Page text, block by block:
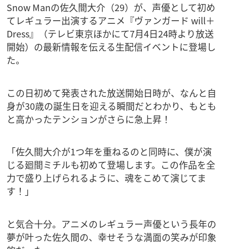
Snow Manの佐久間大介（29）が、声優として初め
てレギュラー出演するアニメ『ヴァンガード will＋
Dress』（テレビ東京ほかにて7月4日24時より放送
開始）の最新情報を伝える生配信イベントに登場し
た。
この日初めて発表された放送開始日時が、なんと自
身が30歳の誕生日を迎える瞬間だとわかり、もとも
と高かったテンションがさらに急上昇！
「佐久間大介が1つ年を重ねるのと同時に、僕が演
じる廻間ミチルも初めて登場します。この作品を全
力で盛り上げられるように、魂をこめて演じてま
す！」
と気合十分。アニメのレギュラー声優という長年の
夢が叶った佐久間の、幸せそうな満面の笑みが印象